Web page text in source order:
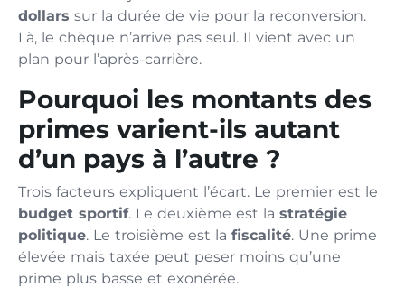
dollars sur la durée de vie pour la reconversion.
Là, le chèque n’arrive pas seul. Il vient avec un
plan pour l’après-carrière.
Pourquoi les montants des
primes varient-ils autant
d’un pays à l’autre ?
Trois facteurs expliquent l’écart. Le premier est le
budget sportif. Le deuxième est la stratégie
politique. Le troisième est la fiscalité. Une prime
élevée mais taxée peut peser moins qu’une
prime plus basse et exonérée.